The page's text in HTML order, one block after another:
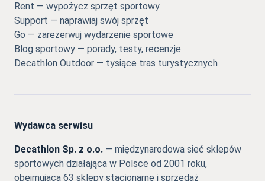
Rent — wypożycz sprzęt sportowy
Support — naprawiaj swój sprzęt
Go — zarezerwuj wydarzenie sportowe
Blog sportowy — porady, testy, recenzje
Decathlon Outdoor — tysiące tras turystycznych
Wydawca serwisu
Decathlon Sp. z o.o. — międzynarodowa sieć sklepów
sportowych działająca w Polsce od 2001 roku,
obejmująca 63 sklepy stacjonarne i sprzedaż